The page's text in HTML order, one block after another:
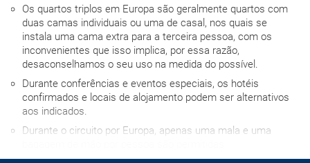
Os quartos triplos em Europa são geralmente quartos com
duas camas individuais ou uma de casal, nos quais se
instala uma cama extra para a terceira pessoa, com os
inconvenientes que isso implica, por essa razão,
desaconselhamos o seu uso na medida do possível.
Durante conferências e eventos especiais, os hotéis
confirmados e locais de alojamento podem ser alternativos
aos indicados.
Durante o circuito por Europa, apenas uma mala e uma